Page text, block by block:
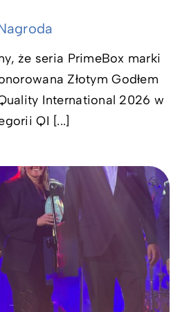
że seria PrimeBox marki
Złotym Godłem
International 2026 w
QI [...]